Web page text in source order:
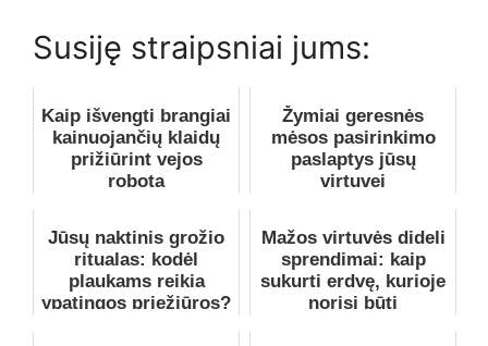
Susiję straipsniai jums:
Kaip išvengti brangiai
kainuojančių klaidų
prižiūrint vejos
robotą
Žymiai geresnės
mėsos pasirinkimo
paslaptys jūsų
virtuvei
Jūsų naktinis grožio
ritualas: kodėl
plaukams reikia
ypatingos priežiūros?
Mažos virtuvės dideli
sprendimai: kaip
sukurti erdvę, kurioje
norisi būti